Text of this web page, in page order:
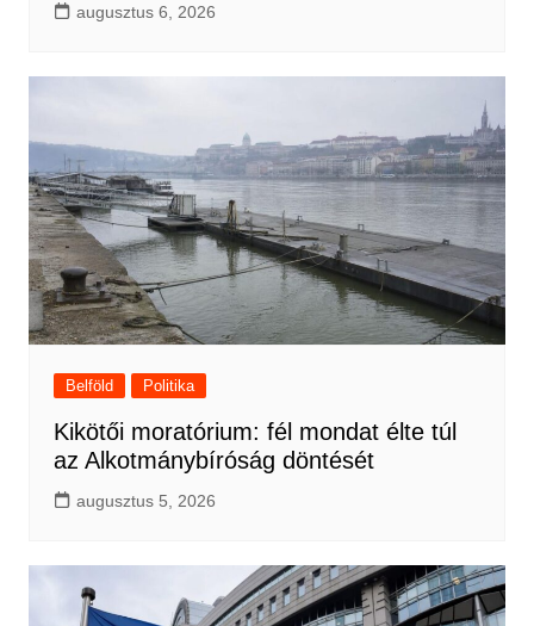
augusztus 6, 2026
Belföld Politika
Kikötői moratórium: fél mondat élte túl
az Alkotmánybíróság döntését
augusztus 5, 2026